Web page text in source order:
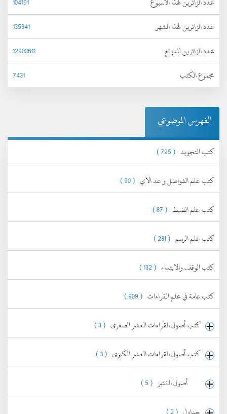
عدد الزائرين لهذا الشهر
135341
عدد الزائرين للموقع
12903611
مجموع الكتب
7431
الفهرس الموضوعي
كتب التجويد ( 795 )
كتب علم الفواصل و عد الآي ( 90 )
كتب علم الضبط ( 87 )
كتب علم الرسم ( 281 )
كتب الوقف والابتداء ( 132 )
كتب عامة في علم القراءات ( 909 )
كتب أصول القراءات العشر الصغرى ( 3 )
كتب أصول القراءات العشر الكبرى ( 3 )
أصول النشر ( 5 )